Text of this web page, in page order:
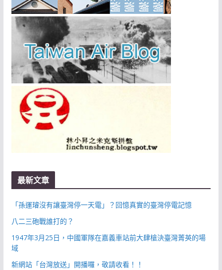
最新文章
「孫運璿沒有讓臺灣停一天電」？回憶真實的臺灣停電記憶
八二三砲戰誰打的？
1947年3月25日，中國軍隊在嘉義車站前大肆槍決臺灣菁英的場
域
新網站「台灣放送」開播囉，敬請收看！！